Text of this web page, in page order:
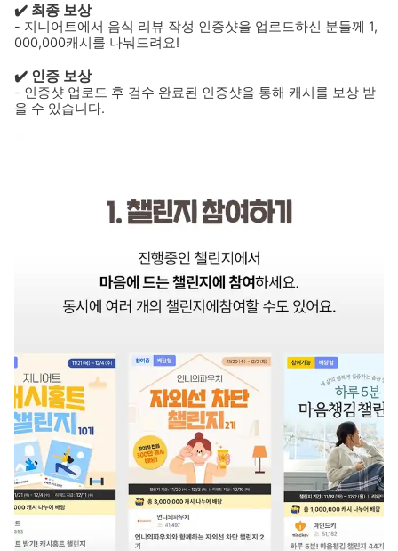
✔️ 최종 보상
- 지니어트에서 음식 리뷰 작성 인증샷을 업로드하신 분들께 1,
000,000캐시를 나눠드려요!
✔️ 인증 보상
- 인증샷 업로드 후 검수 완료된 인증샷을 통해 캐시를 보상 받
을 수 있습니다.